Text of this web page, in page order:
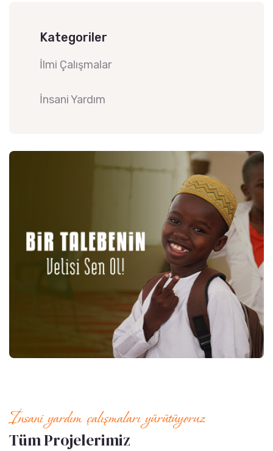
Kategoriler
İlmi Çalışmalar
İnsani Yardım
İnsani yardım çalışmaları yürütüyoruz
Tüm Projelerimiz